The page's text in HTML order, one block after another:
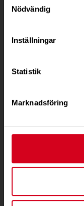
Nödvändig
Inställningar
Statistik
Marknadsföring
Besöksadress:
Telefon:08-677
PG 90 10 07-5 |